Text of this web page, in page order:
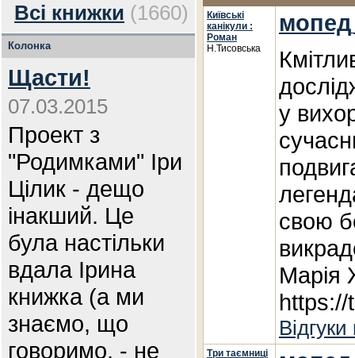
Всі книжки (1660)
Колонка
Щасти!
07.03.2015
Проект з
"Родимками" Іри
Цілик - дещо
інакший. Це
була настільки
вдала Ірина
книжка (а ми
знаємо, що
говоримо, - не
Київські
канікули :
Роман
Н.Тисовська
у
свою
Марія
Три таємниці